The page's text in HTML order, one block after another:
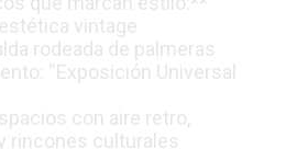
vintage
rodeada de palmeras
“Exposición Universal
con aire retro,
rincones culturales